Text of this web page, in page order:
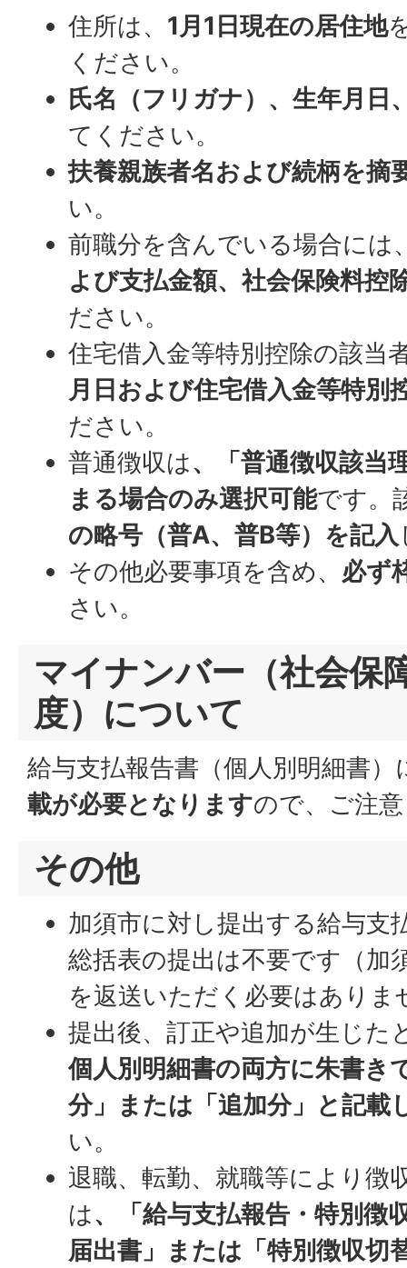
住所は、 1月1日現在の居住地
ください。
氏名（フリガナ）、生年月日
てください。
扶養親族者名および続柄を摘
い。
前職分を含んでいる場合には
よび支払金額、社会保険料控
ださい。
住宅借入金等特別控除の該当
月日および住宅借入金等特別
ださい。
普通徴収は、「普通徴収該当
まる場合のみ選択可能です。
の略号（普A、普B等）を記入
その他必要事項を含め、 必ず
さい。
マイナンバー（社会保
度）について
給与支払報告書（個人別明細書）
載が必要となりますので、ご注
その他
加須市に対し提出する給与支
総括表の提出は不要です（加
を返送いただく必要はありま
提出後、訂正や追加が生じた
個人別明細書の両方に朱書き
分」または「追加分」と記載
い。
退職、転勤、就職等により徴
は、「給与支払報告・特別徴
届出書」または「特別徴収切